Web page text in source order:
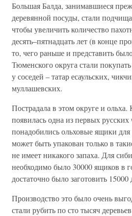
Большая Балда, занимавшиеся
деревянной посуды, стали
чтобы увеличить количество
десять–пятнадцать лет (в конце
то, чего раньше и представить
Тюменского округа стали
у соседей – татар есаульских,
муллашевских.
Пострадала в этом округе и ольха.
появилась одна из первых
понадобились ольховые ящики для
может быть упакован только в
не имеет никакого запаха. Для
необходимо было 30000 ящиков в
достаточно было заготовить 15000
Производство это было очень
стали рубить по сто тысяч